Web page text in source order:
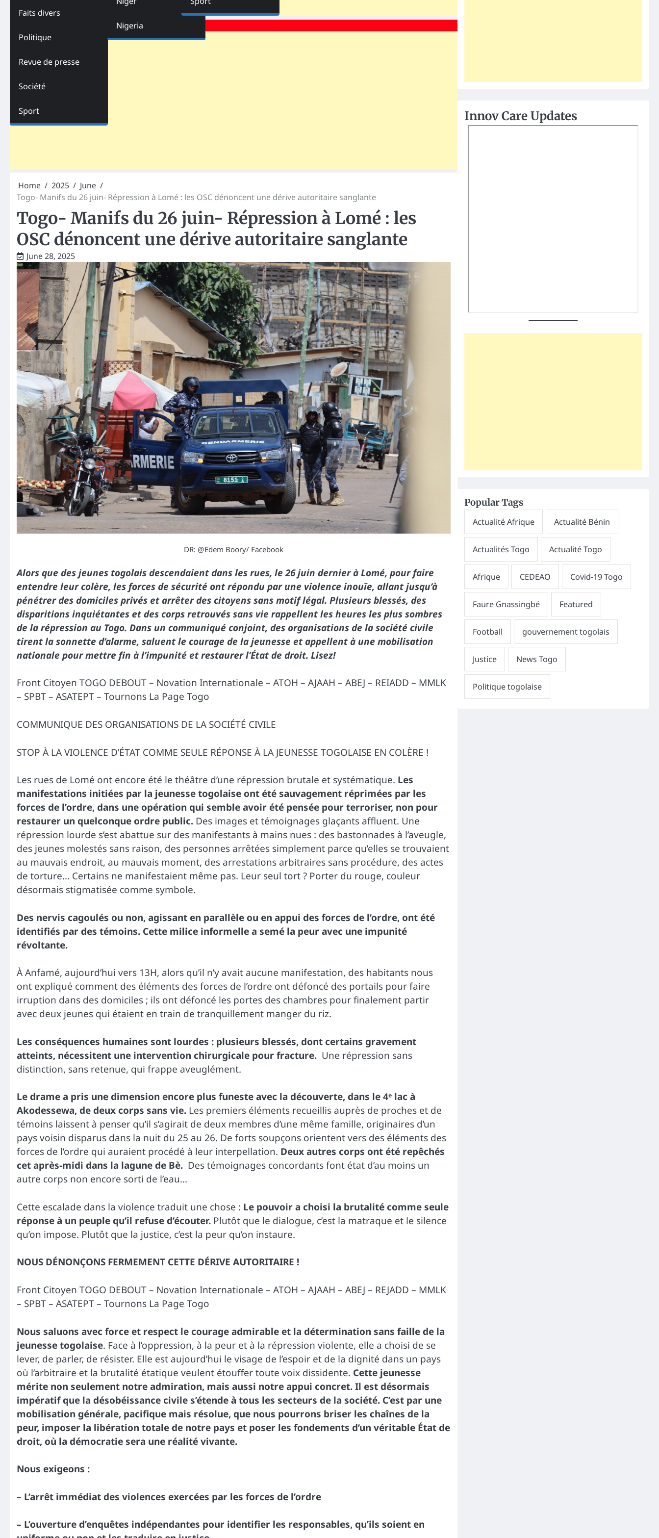
Faits divers
Politique
Revue de presse
Société
Sport
Nigeria
Home 2025
June
Togo- Manifs du 26 juin- Répression à Lomé : les OSC dénoncent une dérive autoritaire sanglante
Togo- Manifs du 26 juin- Répression à Lomé : les
OSC dénoncent une dérive autoritaire sanglante
June 28, 2025
DR: @Edem Boory/ Facebook
Alors que des jeunes togolais descendaient dans les rues, le 26 juin dernier à Lomé, pour faire
entendre leur colère, les forces de sécurité ont répondu par une violence inouïe, allant jusqu’à
pénétrer des domiciles privés et arrêter des citoyens sans motif légal. Plusieurs blessés, des
disparitions inquiétantes et des corps retrouvés sans vie rappellent les heures les plus sombres
de la répression au Togo. Dans un communiqué conjoint, des organisations de la société civile
tirent la sonnette d’alarme, saluent le courage de la jeunesse et appellent à une mobilisation
nationale pour mettre fin à l’impunité et restaurer l’État de droit. Lisez!
Front Citoyen TOGO DEBOUT – Novation Internationale – ATOH – AJAAH – ABEJ – REIADD – MMLK
– SPBT – ASATEPT – Tournons La Page Togo
COMMUNIQUE DES ORGANISATIONS DE LA SOCIÉTÉ CIVILE
STOP À LA VIOLENCE D’ÉTAT COMME SEULE RÉPONSE À LA JEUNESSE TOGOLAISE EN COLÈRE !
Les rues de Lomé ont encore été le théâtre d’une répression brutale et systématique. Les
manifestations initiées par la jeunesse togolaise ont été sauvagement réprimées par les
forces de l’ordre, dans une opération qui semble avoir été pensée pour terroriser, non pour
restaurer un quelconque ordre public. Des images et témoignages glaçants affluent. Une
répression lourde s’est abattue sur des manifestants à mains nues : des bastonnades à l’aveugle,
des jeunes molestés sans raison, des personnes arrêtées simplement parce qu’elles se trouvaient
au mauvais endroit, au mauvais moment, des arrestations arbitraires sans procédure, des actes
de torture… Certains ne manifestaient même pas. Leur seul tort ? Porter du rouge, couleur
désormais stigmatisée comme symbole.
Des nervis cagoulés ou non, agissant en parallèle ou en appui des forces de l’ordre, ont été
identifiés par des témoins. Cette milice informelle a semé la peur avec une impunité
révoltante.
À Anfamé, aujourd’hui vers 13H, alors qu’il n’y avait aucune manifestation, des habitants nous
ont expliqué comment des éléments des forces de l’ordre ont défoncé des portails pour faire
irruption dans des domiciles ; ils ont défoncé les portes des chambres pour finalement partir
avec deux jeunes qui étaient en train de tranquillement manger du riz.
Les conséquences humaines sont lourdes : plusieurs blessés, dont certains gravement
atteints, nécessitent une intervention chirurgicale pour fracture. Une répression sans
distinction, sans retenue, qui frappe aveuglément.
Le drame a pris une dimension encore plus funeste avec la découverte, dans le 4ᵉ lac à
Akodessewa, de deux corps sans vie. Les premiers éléments recueillis auprès de proches et de
témoins laissent à penser qu’il s’agirait de deux membres d’une même famille, originaires d’un
pays voisin disparus dans la nuit du 25 au 26. De forts soupçons orientent vers des éléments des
forces de l’ordre qui auraient procédé à leur interpellation. Deux autres corps ont été repêchés
cet après-midi dans la lagune de Bè. Des témoignages concordants font état d’au moins un
autre corps non encore sorti de l’eau…
Cette escalade dans la violence traduit une chose : Le pouvoir a choisi la brutalité comme seule
réponse à un peuple qu’il refuse d’écouter. Plutôt que le dialogue, c’est la matraque et le silence
qu’on impose. Plutôt que la justice, c’est la peur qu’on instaure.
NOUS DÉNONÇONS FERMEMENT CETTE DÉRIVE AUTORITAIRE !
Front Citoyen TOGO DEBOUT – Novation Internationale – ATOH – AJAAH – ABEJ – REJADD – MMLK
– SPBT – ASATEPT – Tournons La Page Togo
Nous saluons avec force et respect le courage admirable et la détermination sans faille de la
jeunesse togolaise. Face à l’oppression, à la peur et à la répression violente, elle a choisi de se
lever, de parler, de résister. Elle est aujourd’hui le visage de l’espoir et de la dignité dans un pays
où l’arbitraire et la brutalité étatique veulent étouffer toute voix dissidente. Cette jeunesse
mérite non seulement notre admiration, mais aussi notre appui concret. Il est désormais
impératif que la désobéissance civile s’étende à tous les secteurs de la société. C’est par une
mobilisation générale, pacifique mais résolue, que nous pourrons briser les chaînes de la
peur, imposer la libération totale de notre pays et poser les fondements d’un véritable État de
droit, où la démocratie sera une réalité vivante.
Nous exigeons :
– L’arrêt immédiat des violences exercées par les forces de l’ordre
– L’ouverture d’enquêtes indépendantes pour identifier les responsables, qu’ils soient en
Innov Care Updates
Popular Tags